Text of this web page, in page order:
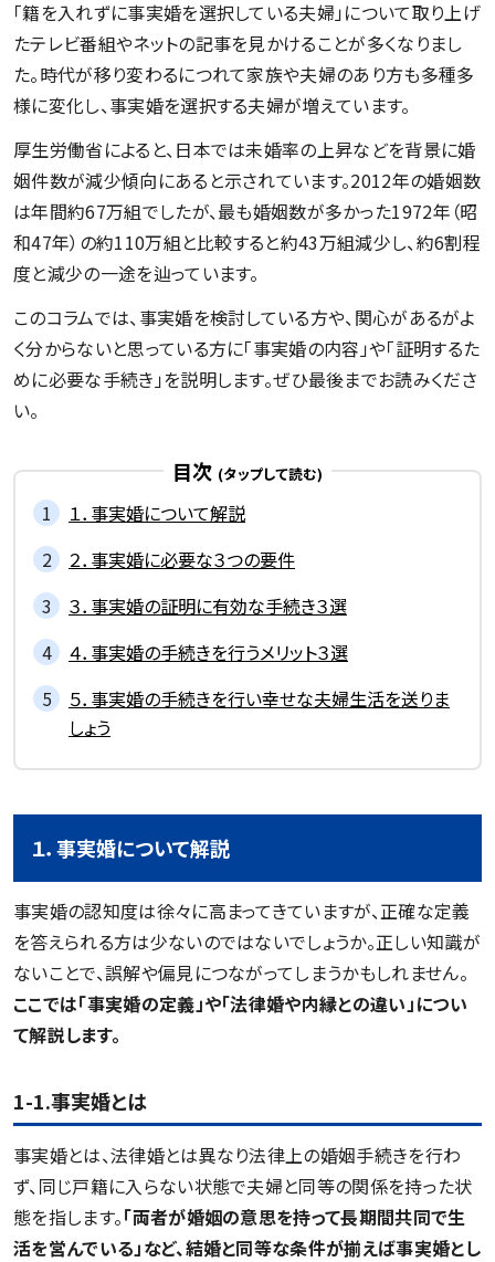
記事一覧を見る
「籍を入れずに事実婚を選択している夫婦」について取り上げ
たテレビ番組やネットの記事を見かけることが多くなりまし
た。時代が移り変わるにつれて家族や夫婦のあり方も多種多
様に変化し、事実婚を選択する夫婦が増えています。
厚生労働省によると、日本では未婚率の上昇などを背景に婚
姻件数が減少傾向にあると示されています。2012年の婚姻数
は年間約67万組でしたが、最も婚姻数が多かった1972年（昭
和47年）の約110万組と比較すると約43万組減少し、約6割程
度と減少の一途を辿っています。
このコラムでは、事実婚を検討している方や、関心があるがよ
く分からないと思っている方に「事実婚の内容」や「証明するた
めに必要な手続き」を説明します。ぜひ最後までお読みくださ
い。
目次
１．事実婚について解説
２．事実婚に必要な３つの要件
３．事実婚の証明に有効な手続き３選
４．事実婚の手続きを行うメリット３選
５．事実婚の手続きを行い幸せな夫婦生活を送りま
しょう
１．事実婚について解説
事実婚の認知度は徐々に高まってきていますが、正確な定義
を答えられる方は少ないのではないでしょうか。正しい知識が
ないことで、誤解や偏見につながってしまうかもしれません。
ここでは「事実婚の定義」や「法律婚や内縁との違い」につい
て解説します。
1-1.事実婚とは
事実婚とは、法律婚とは異なり法律上の婚姻手続きを行わ
ず、同じ戸籍に入らない状態で夫婦と同等の関係を持った状
態を指します。「両者が婚姻の意思を持って長期間共同で生
活を営んでいる」など、結婚と同等な条件が揃えば事実婚とし